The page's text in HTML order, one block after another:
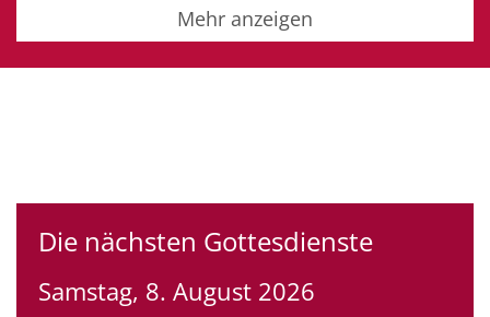
Mehr anzeigen
Die nächsten Gottesdienste
Samstag, 8. August 2026